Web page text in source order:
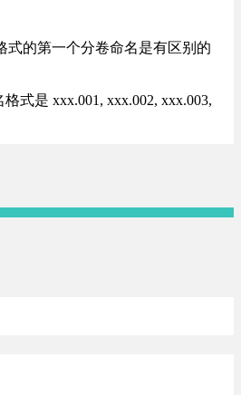
式的第一个分卷命名是有区别的
式是 xxx.001, xxx.002, xxx.003,